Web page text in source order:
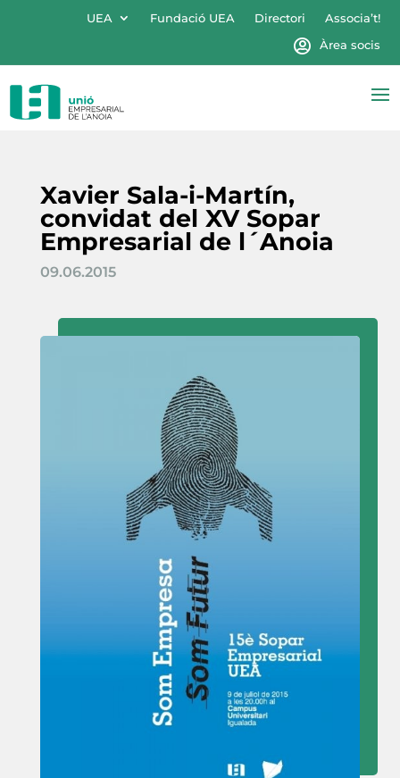
UEA Fundació UEA Directori
Associa’t!
Àrea socis
Xavier Sala-i-Martín,
convidat del XV Sopar
Empresarial de l´Anoia
09.06.2015